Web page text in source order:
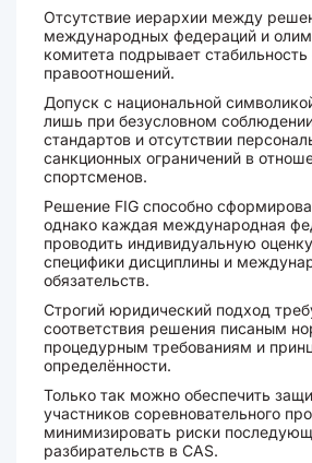
Отсутствие иерархии между
международных федераций и
комитета подрывает
правоотношений.
Допуск с национальной
лишь при безусловном
стандартов и отсутствии
санкционных ограничений в
спортсменов.
Решение FIG способно
однако каждая международная
проводить индивидуальную
специфики дисциплины и
обязательств.
Строгий юридический подход
соответствия решения писаным
процедурным требованиям и
определённости.
Только так можно обеспечить
участников соревновательного
минимизировать риски
разбирательств в CAS.